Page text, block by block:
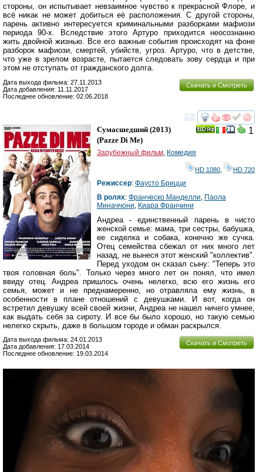
стороны, он испытывает невзаимное чувство к прекрасной Флоре, и
всё никак не может добиться её расположения. С другой стороны,
парень активно интересуется криминальными разборками мафиози
периода 90-х. Вследствие этого Артуро приходится неосознанно
жить двойной жизнью. Все его важные события происходят на фоне
разборок мафиози, смертей, убийств, угроз. Артуро, что в детстве,
что уже в зрелом возрасте, пытается следовать зову сердца и при
этом не отступать от гражданского долга.
Скачать и Смотреть
Дата выхода фильма: 27.11.2013
Дата добавления: 11.11.2017
Последнее обновление: 02.06.2018
смотреть
1
Сумасшедший (2013)
(Pazze Di Me)
Зарубежный фильм Комедия
HD 1080 HD 720
Режиссер: Фаусто Брицци
В ролях: Франческо Манделли Паола
Миначчони Киара Франчини
Андреа - единственный парень в чисто
женской семье: мама, три сестры, бабушка,
ее сиделка и собака, конечно же сучка.
Отец семейства сбежал от них много лет
назад, не вынеся этот женский "коллектив".
Перед уходом он сказал сыну: "Теперь это
твоя головная боль". Только через много лет он понял, что имел
ввиду отец. Андреа пришлось очень нелегко, всю его жизнь его
семья, может и не преднамеренно, но отравляла ему жизнь, в
особенности в плане отношений с девушками. И вот, когда он
встретил девушку всей своей жизни, Андреа не нашел ничего умнее,
как выдать себя за сироту. И все бы было хорошо, но такую семью
нелегко скрыть, даже в большом городе и обман раскрылся.
Скачать и Смотреть
Дата выхода фильма: 24.01.2013
Дата добавления: 17.03.2014
Последнее обновление: 19.03.2014